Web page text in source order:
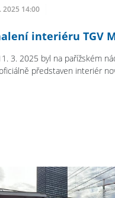
2025 14:00
interiéru TGV
3. 2025 byl na pařížském
představen interiér